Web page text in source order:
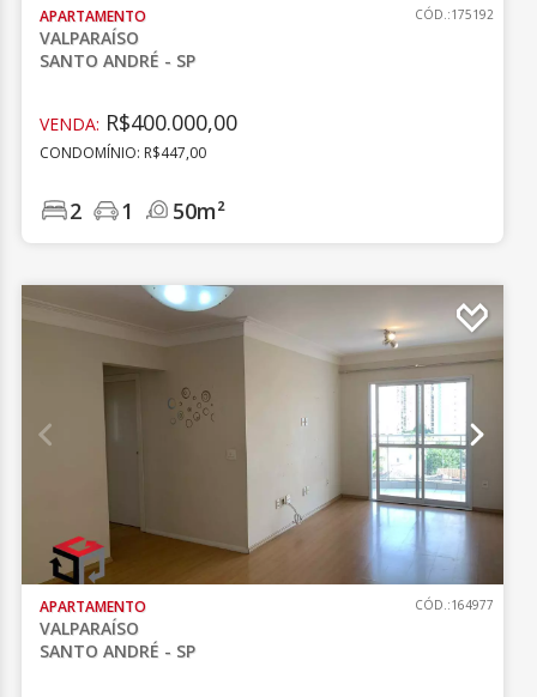
APARTAMENTO
VALPARAÍSO
SANTO ANDRÉ - SP
CÓD.:175192
VENDA: R$400.000,00
CONDOMÍNIO: R$447,00
2 1 50m²
APARTAMENTO
VALPARAÍSO
SANTO ANDRÉ - SP
CÓD.:164977